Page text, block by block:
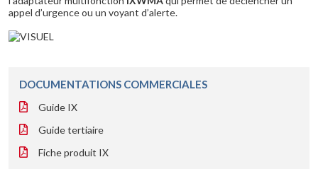
appel d’urgence ou un voyant d’alerte.
DOCUMENTATIONS COMMERCIALES
Guide IX
Guide tertiaire
Fiche produit IX